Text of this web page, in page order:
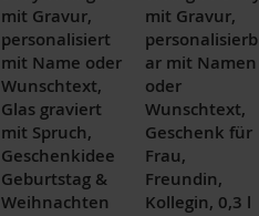
mit Gravur,
personalisiert
mit Name oder
Wunschtext,
Glas graviert
mit Spruch,
Geschenkidee
Geburtstag &
Weihnachten
mit Gravur,
personalisierb
ar mit Namen
oder
Wunschtext,
Geschenk für
Frau,
Freundin,
Kollegin, 0,3 l